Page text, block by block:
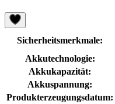
Sicherheitsmerkmale:
Akkutechnologie:
Akkukapazität:
Akkuspannung:
Produkterzeugungsdatum: